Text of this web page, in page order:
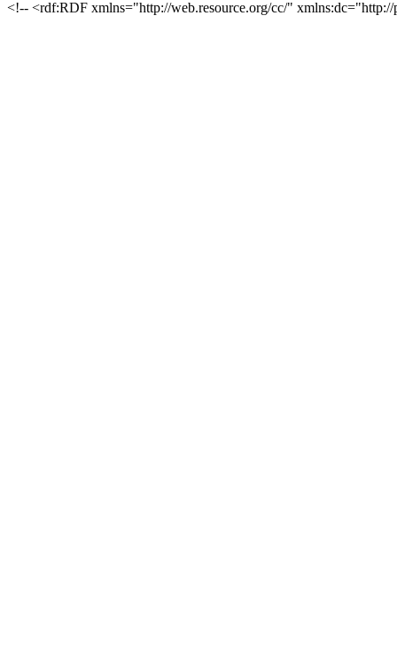
<!-- <rdf:RDF xmlns="http://web.resource.org/cc/" xmlns:dc="http://